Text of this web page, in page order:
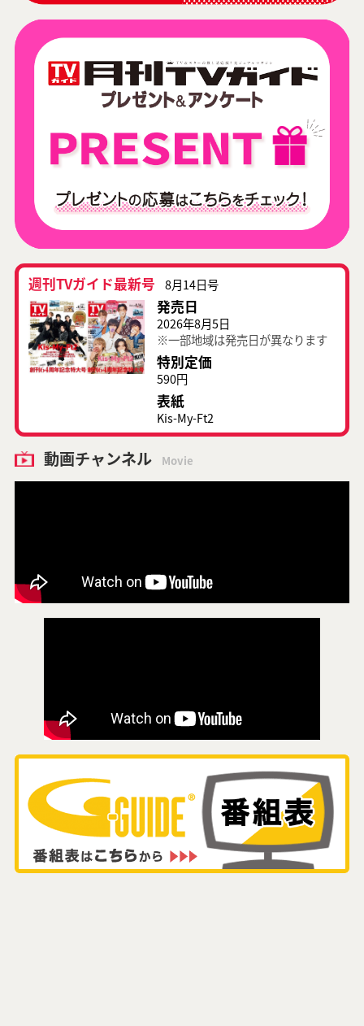
週刊TVガイド最新号 8月14日号
発売日
2026年8月5日
※一部地域は発売日が異なります
特別定価
590円
表紙
Kis-My-Ft2
動画チャンネル Movie